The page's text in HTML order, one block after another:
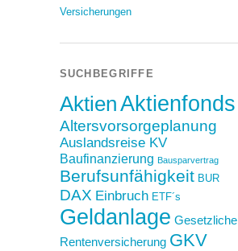
Versicherungen
SUCHBEGRIFFE
AktienAktienfonds
Altersvorsorgeplanung
Auslandsreise KV
Baufinanzierung Bausparvertrag
Berufsunfähigkeit BUR
DAX Einbruch ETF´s
Geldanlage Gesetzliche
Rentenversicherung GKV